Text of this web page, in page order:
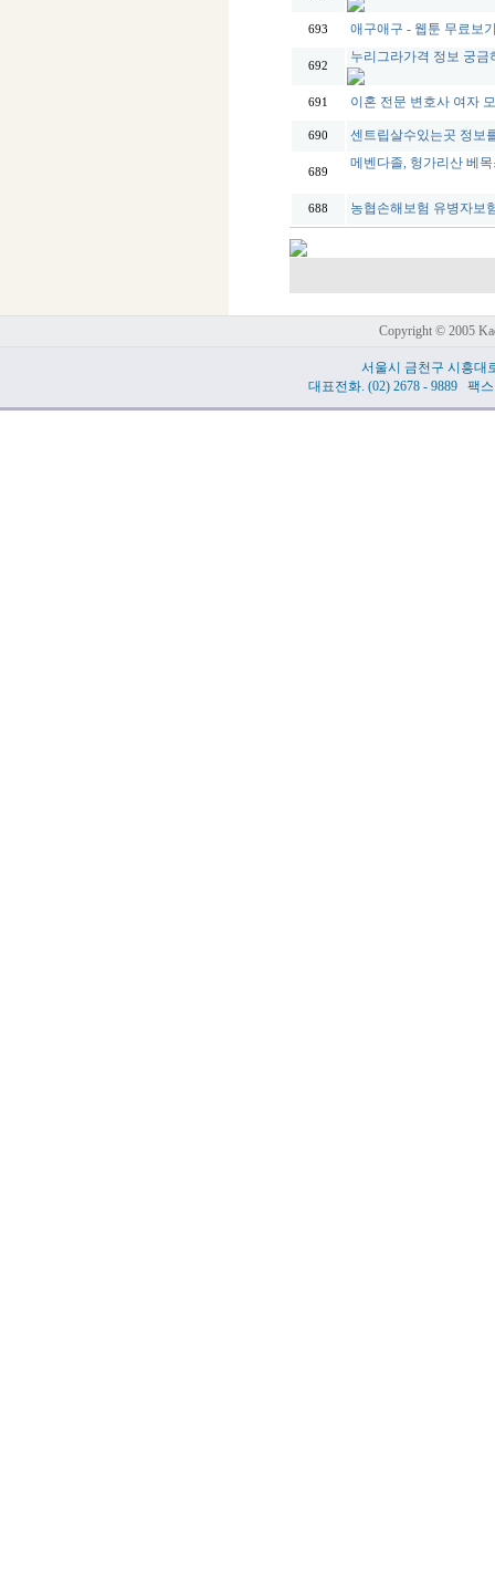
693 애구애구 - 웹툰 무료보
692
누리그라가격 정보 궁
691 이혼 전문 변호사 여자
690 센트립살수있는곳 정보
689
메벤다졸, 헝가리산 베
688 농협손해보험 유병자보
Copyright © 2005
서울시 금천구 시흥대
대표전화. (02) 2678 - 9889 팩